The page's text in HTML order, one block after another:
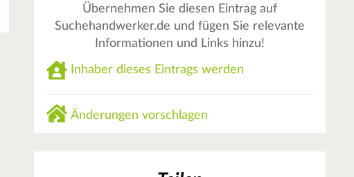
Übernehmen Sie diesen Eintrag auf
Suchehandwerker.de und fügen Sie relevante
Informationen und Links hinzu!
Inhaber dieses Eintrags werden
Änderungen vorschlagen